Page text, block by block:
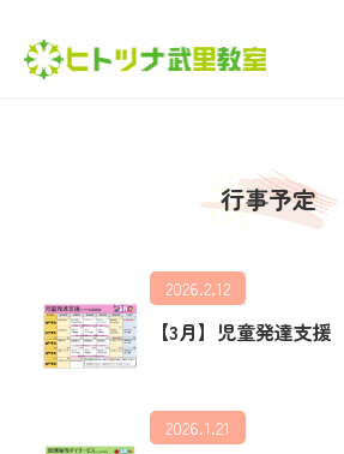
行事予定
【3月】児童発達支援
2026.2.12
2026.1.21